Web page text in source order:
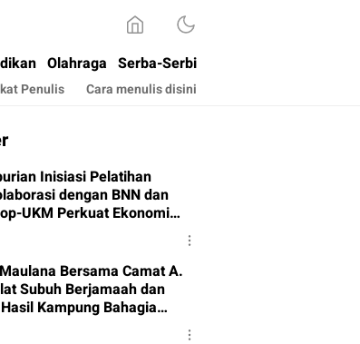
Olahraga Serba-Serbi
Penulis Cara menulis disini
Inisiasi Pelatihan
dengan BNN dan
UKM Perkuat Ekonomi
Bersama Camat A.
Subuh Berjamaah dan
Kampung Bahagia